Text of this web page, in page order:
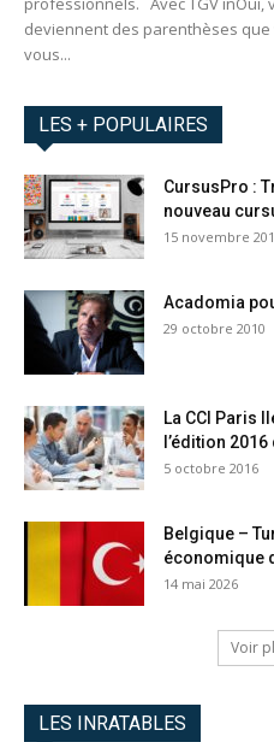
deviennent des parenthèses
vous...
LES + POPULAIRES
CursusPro :
nouveau
15 novembre
Acadomia
29 octobre 2010
La CCI Paris
l’édition
5 octobre 2016
Belgique –
économique
14 mai 2026
Voir
LES INRATABLES